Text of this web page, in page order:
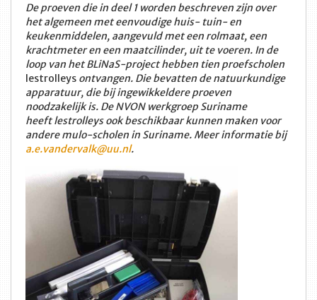
De proeven die in deel 1 worden beschreven zijn over
het algemeen met eenvoudige huis- tuin- en
keukenmiddelen, aangevuld met een rolmaat, een
krachtmeter en een maatcilinder, uit te voeren. In de
loop van het BLiNaS-project hebben tien proefscholen
lestrolleys ontvangen. Die bevatten de natuurkundige
apparatuur, die bij ingewikkeldere proeven
noodzakelijk is. De NVON werkgroep Suriname
heeft lestrolleys ook beschikbaar kunnen maken voor
andere mulo-scholen in Suriname. Meer informatie bij
a.e.vandervalk@uu.nl.